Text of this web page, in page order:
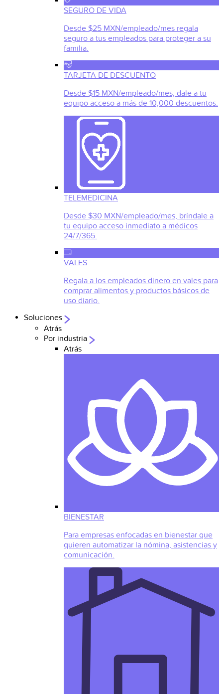
SEGURO DE VIDA
Desde $25 MXN/empleado/mes regala
seguro a tus empleados para proteger a su
familia.
TARJETA DE DESCUENTO
Desde $15 MXN/empleado/mes, dale a tu
equipo acceso a más de 10,000 descuentos.
TELEMEDICINA
Desde $30 MXN/empleado/mes, bríndale a
tu equipo acceso inmediato a médicos
24/7/365.
VALES
Regala a los empleados dinero en vales para
comprar alimentos y productos básicos de
uso diario.
Soluciones
Atrás
Por industria
Atrás
BIENESTAR
Para empresas enfocadas en bienestar que
quieren automatizar la nómina, asistencias y
comunicación.